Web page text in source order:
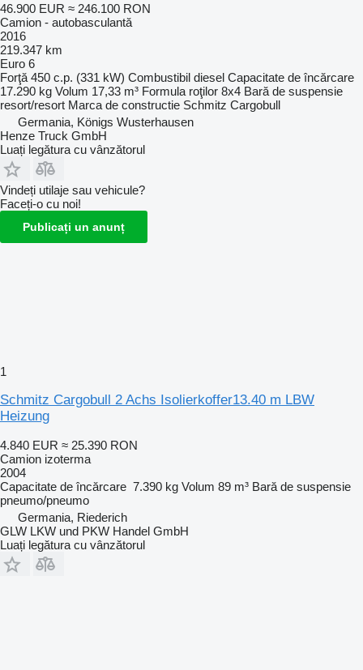
46.900 EUR ≈ 246.100 RON
Camion - autobasculantă
2016
219.347 km
Euro 6
Forţă 450 c.p. (331 kW) Combustibil diesel Capacitate de încărcare
17.290 kg Volum 17,33 m³ Formula roţilor 8x4 Bară de suspensie
resort/resort Marca de constructie Schmitz Cargobull
Germania, Königs Wusterhausen
Henze Truck GmbH
Luați legătura cu vânzătorul
Vindeți utilaje sau vehicule?
Faceți-o cu noi!
Publicați un anunț
1
Schmitz Cargobull 2 Achs Isolierkoffer13.40 m LBW
Heizung
4.840 EUR ≈ 25.390 RON
Camion izoterma
2004
Capacitate de încărcare 7.390 kg Volum 89 m³ Bară de suspensie
pneumo/pneumo
Germania, Riederich
GLW LKW und PKW Handel GmbH
Luați legătura cu vânzătorul